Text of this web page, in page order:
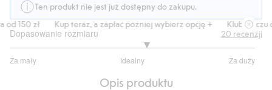
Ten produkt nie jest już dostępny do zakupu.
150 zł
Kup teraz, a zapłać później wybierz opcję + Klubowiczu
Dopasowanie rozmiaru
Za mały Idealny Za duży
na
20 recenzji
Opis produktu